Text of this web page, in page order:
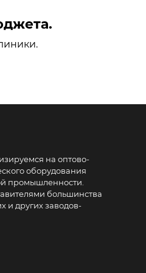
на оптово-
оборудования
промышленности.
большинства
и других заводов-